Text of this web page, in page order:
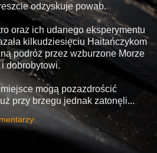
odzyskuje powab.
oraz ich udanego eksperymentu
kilkudziesięciu Haitańczykom
podróż przez wzburzone Morze
dobrobytowi.
mogą pozazdrościć
przy brzegu jednak zatonęli...